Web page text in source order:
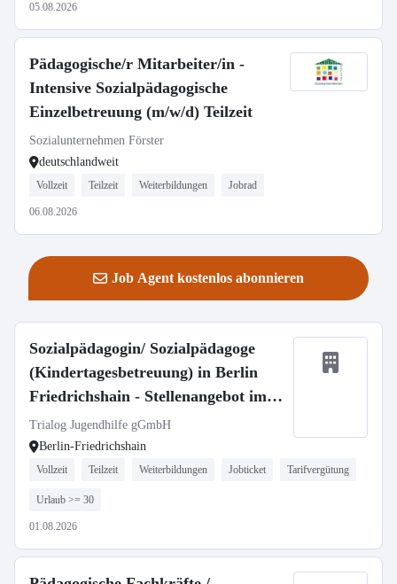
05.08.2026
Pädagogische/r Mitarbeiter/in -
Intensive Sozialpädagogische
Einzelbetreuung (m/w/d) Teilzeit
Sozialunternehmen Förster
deutschlandweit
Vollzeit Teilzeit Weiterbildungen Jobrad
06.08.2026
Job Agent kostenlos abonnieren
Sozialpädagogin/ Sozialpädagoge
(Kindertagesbetreuung) in Berlin
Friedrichshain - Stellenangebot im
Stellenmarkt Bildung
Trialog Jugendhilfe gGmbH
Berlin-Friedrichshain
Vollzeit Teilzeit Weiterbildungen Jobticket Tarifvergütung
Urlaub >= 30
01.08.2026